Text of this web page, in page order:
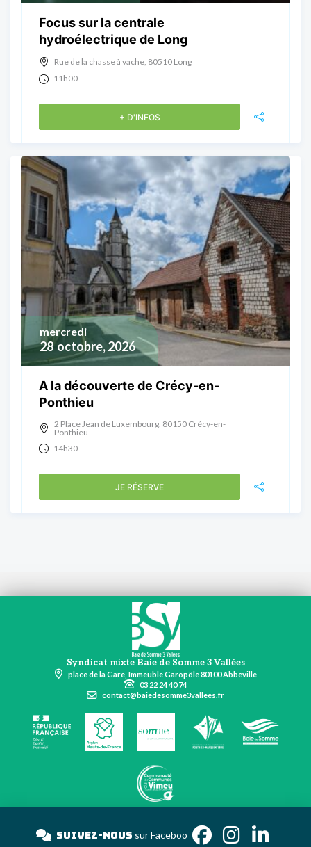
Focus sur la centrale
hydroélectrique de Long
Rue de la chasse à vache, 80510 Long
11h00
+ D'INFOS
28 octobre, 2026
mercredi
A la découverte de Crécy-en-
Ponthieu
2 Place Jean de Luxembourg, 80150 Crécy-en-
Ponthieu
14h30
JE RÉSERVE
Syndicat mixte Baie de Somme 3 Vallées
place de la Gare, Immeuble Garopôle 80100 Abbeville
03 22 24 40 74
contact@baiedesomme3vallees.fr
Suivez-noussur Face